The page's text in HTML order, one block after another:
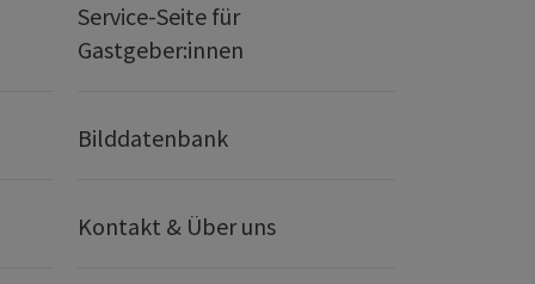
Service-Seite für
Gastgeber:innen
Bilddatenbank
Kontakt & Über uns